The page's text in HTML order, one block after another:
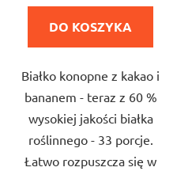
na
DO KOSZYKA
Białko konopne z kakao i
bananem - teraz z 60 %
wysokiej jakości białka
roślinnego - 33 porcje.
Łatwo rozpuszcza się w